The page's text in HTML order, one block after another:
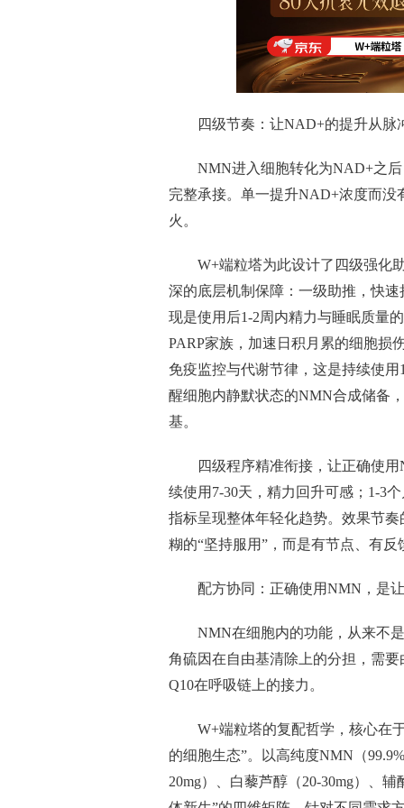
四级节奏：让NAD+的提升从脉
NMN进入细胞转化为NAD+之
完整承接。单一提升NAD+浓度而
火。
W+端粒塔为此设计了四级强化
深的底层机制保障：一级助推，快
现是使用后1-2周内精力与睡眠质量
PARP家族，加速日积月累的细胞损
免疫监控与代谢节律，这是持续使
醒细胞内静默状态的NMN合成储备
基。
四级程序精准衔接，让正确使
续使用7-30天，精力回升可感；1-3
指标呈现整体年轻化趋势。效果节
糊的“坚持服用”，而是有节点、有
配方协同：正确使用NMN，是
NMN在细胞内的功能，从来不
角硫因在自由基清除上的分担，需
Q10在呼吸链上的接力。
W+端粒塔的复配哲学，核心在
的细胞生态”。以高纯度NMN（
20mg）、白藜芦醇（20-30mg）、